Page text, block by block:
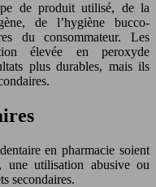
de produit utilisé, de la
de l’hygiène bucco-
du consommateur. Les
élevée en peroxyde
plus durables, mais ils
en pharmacie soient
une utilisation abusive ou
secondaires.